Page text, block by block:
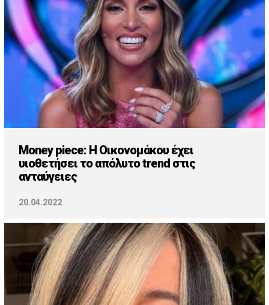
Money piece: Η Οικονομάκου έχει
υιοθετήσει το απόλυτο trend στις
ανταύγειες
20.04.2022